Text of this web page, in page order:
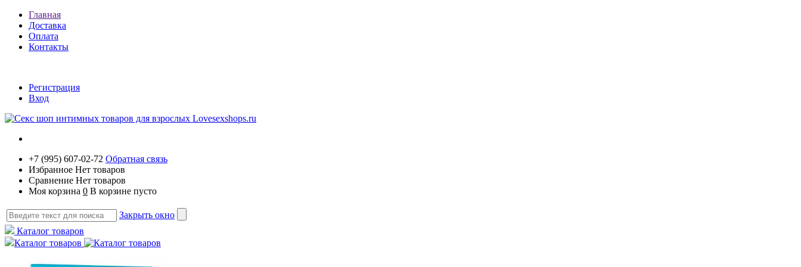
Главная
Доставка
Оплата
Контакты
Регистрация
Вход
+7 (995) 607-02-72 Обратная связь
Избранное Нет товаров
Сравнение Нет товаров
Моя корзина 0 В корзине пусто
Закрыть окно
Каталог товаров
Каталог товаров